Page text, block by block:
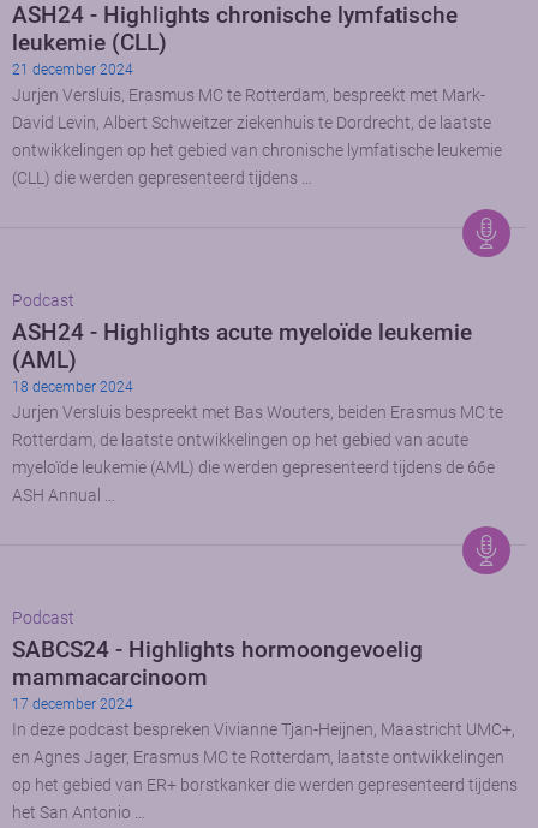
ASH24 - Highlights chronische lymfatische
leukemie (CLL)
21 december 2024
Jurjen Versluis, Erasmus MC te Rotterdam, bespreekt met Mark-
David Levin, Albert Schweitzer ziekenhuis te Dordrecht, de laatste
ontwikkelingen op het gebied van chronische lymfatische leukemie
(CLL) die werden gepresenteerd tijdens …
Podcast
ASH24 - Highlights acute myeloïde leukemie
(AML)
18 december 2024
Jurjen Versluis bespreekt met Bas Wouters, beiden Erasmus MC te
Rotterdam, de laatste ontwikkelingen op het gebied van acute
myeloïde leukemie (AML) die werden gepresenteerd tijdens de 66e
ASH Annual …
Podcast
SABCS24 - Highlights hormoongevoelig
mammacarcinoom
17 december 2024
In deze podcast bespreken Vivianne Tjan-Heijnen, Maastricht UMC+,
en Agnes Jager, Erasmus MC te Rotterdam, laatste ontwikkelingen
op het gebied van ER+ borstkanker die werden gepresenteerd tijdens
het San Antonio …